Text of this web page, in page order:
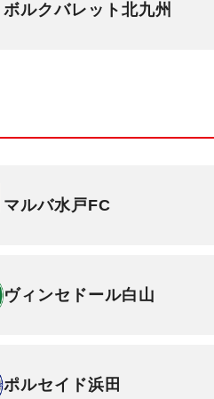
ボルクバレット北九州
マルバ水戸FC
ヴィンセドール白山
ポルセイド浜田